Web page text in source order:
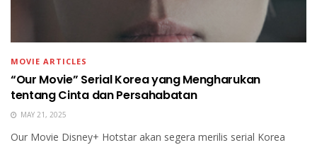
MOVIE ARTICLES
“Our Movie” Serial Korea yang Mengharukan
tentang Cinta dan Persahabatan
MAY 21, 2025
Our Movie Disney+ Hotstar akan segera merilis serial Korea